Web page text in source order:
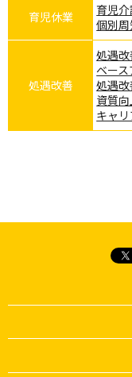
育児休業
育児介
個別周
処遇改善
処遇改
ベース
処遇改
資質向
キャリ